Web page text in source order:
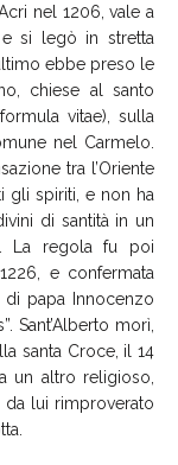
nel 1206, vale a
si legò in stretta
ebbe preso le
chiese al santo
vitae), sulla
nel Carmelo.
tra l’Oriente
gli spiriti, e non ha
di santità in un
La regola fu poi
e confermata
di papa Innocenzo
Sant’Alberto morì,
santa Croce, il 14
un altro religioso,
da lui rimproverato